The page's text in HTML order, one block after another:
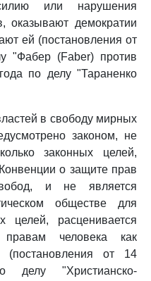
или нарушения
оказывают демократии
ей (постановления от
"Фабер (Faber) против
по делу "Тараненко
в свободу мирных
законом, не
законных целей,
о защите прав
и не является
обществе для
целей, расценивается
человека как
(постановления от 14
"Христианско-